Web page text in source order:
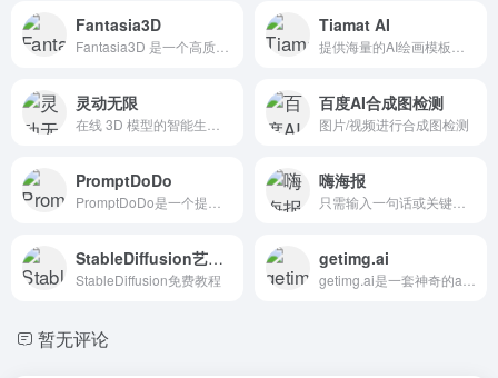
Fantasia3D Tiamat AI
灵动无限 百度AI合成图检测
图片/视频进行合成图检测
PromptDoDo 嗨海报
StableDiffusion艺术社区
StableDiffusion免费教程
getimg.ai
暂无评论